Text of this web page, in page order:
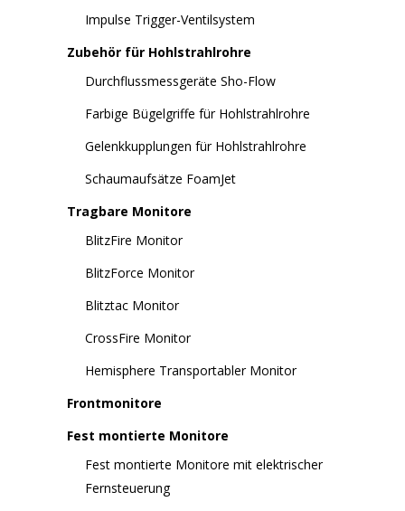
Impulse Trigger-Ventilsystem
Zubehör für Hohlstrahlrohre
Durchflussmessgeräte Sho-Flow
Farbige Bügelgriffe für Hohlstrahlrohre
Gelenkkupplungen für Hohlstrahlrohre
Schaumaufsätze FoamJet
Tragbare Monitore
BlitzFire Monitor
BlitzForce Monitor
Blitztac Monitor
CrossFire Monitor
Hemisphere Transportabler Monitor
Frontmonitore
Fest montierte Monitore
Fest montierte Monitore mit elektrischer
Fernsteuerung